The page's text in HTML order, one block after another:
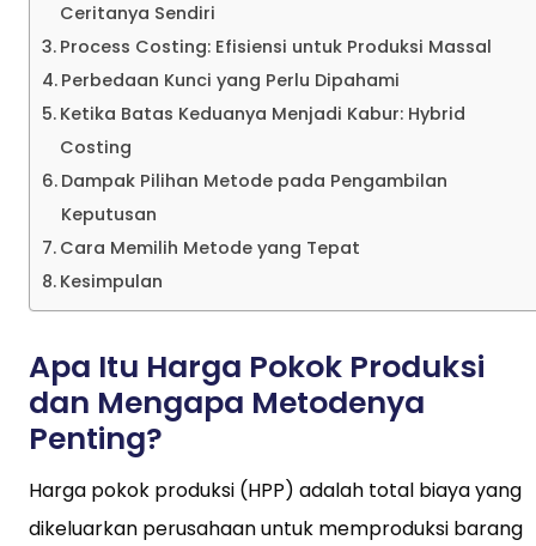
Ceritanya Sendiri
Process Costing: Efisiensi untuk Produksi Massal
Perbedaan Kunci yang Perlu Dipahami
Ketika Batas Keduanya Menjadi Kabur: Hybrid
Costing
Dampak Pilihan Metode pada Pengambilan
Keputusan
Cara Memilih Metode yang Tepat
Kesimpulan
Apa Itu Harga Pokok Produksi
dan Mengapa Metodenya
Penting?
Harga pokok produksi (HPP) adalah total biaya yang
dikeluarkan perusahaan untuk memproduksi barang